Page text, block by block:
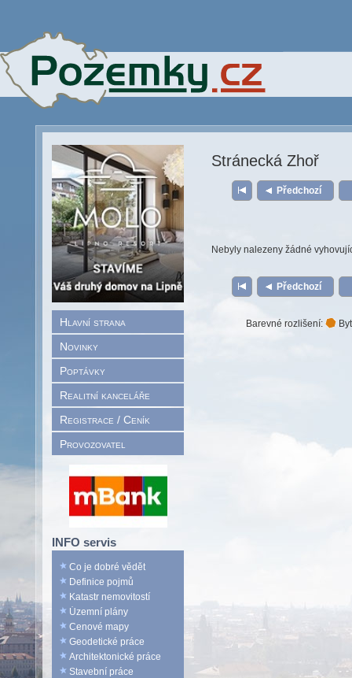
Hlavní strana
Novinky
Poptávky
Realitní kanceláře
Registrace / Ceník
Provozovatel
INFO servis
Co je dobré vědět
Definice pojmů
Katastr nemovitostí
Územní plány
Cenové mapy
Geodetické práce
Architektonické práce
Stavební práce
Stránecká Zhoř
Předchozí
Nebyly nalezeny žádné
Předchozí
Barevné rozlišení: